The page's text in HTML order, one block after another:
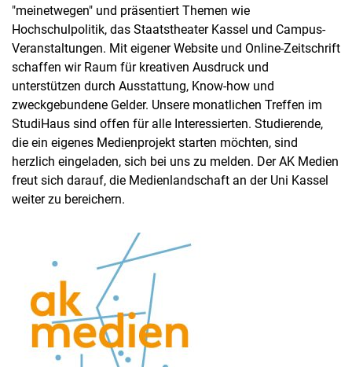
"meinetwegen" und präsentiert Themen wie
Hochschulpolitik, das Staatstheater Kassel und Campus-
Veranstaltungen. Mit eigener Website und Online-Zeitschrift
schaffen wir Raum für kreativen Ausdruck und
unterstützen durch Ausstattung, Know-how und
zweckgebundene Gelder. Unsere monatlichen Treffen im
StudiHaus sind offen für alle Interessierten. Studierende,
die ein eigenes Medienprojekt starten möchten, sind
herzlich eingeladen, sich bei uns zu melden. Der AK Medien
freut sich darauf, die Medienlandschaft an der Uni Kassel
weiter zu bereichern.